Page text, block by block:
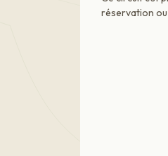
réservation